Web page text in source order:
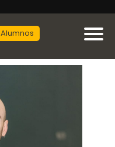
Alumnos